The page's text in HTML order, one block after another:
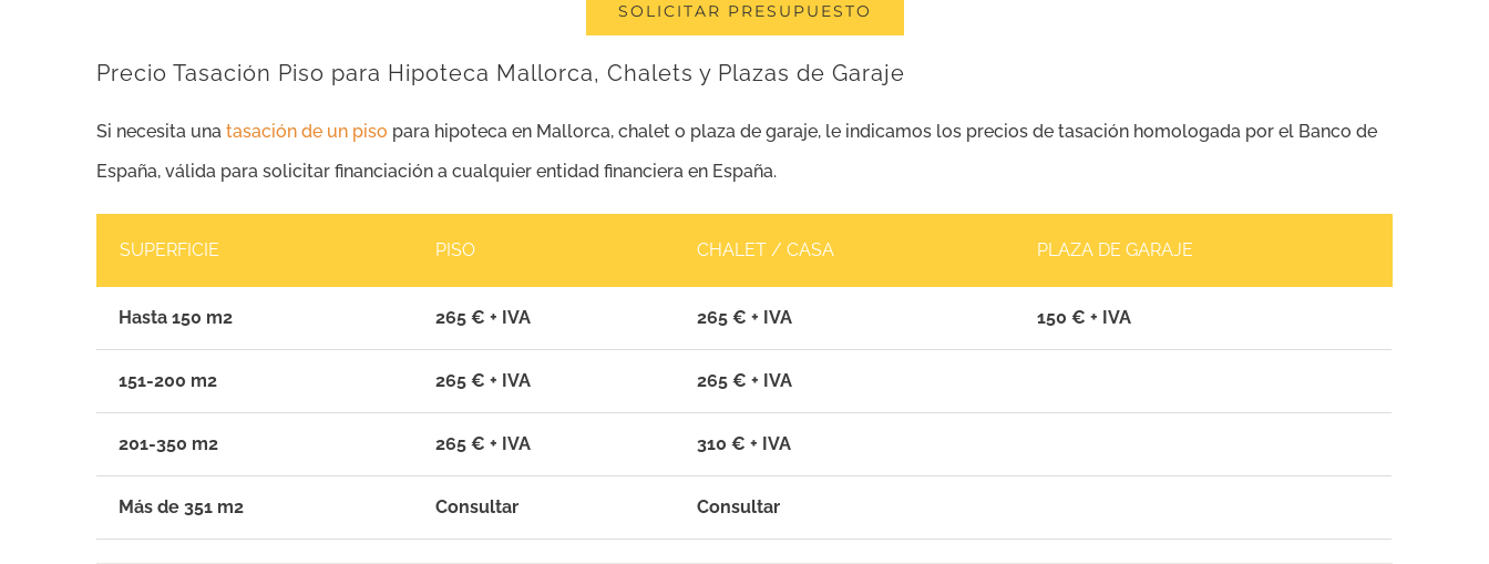
SOLICITAR PRESUPUESTO
Precio Tasación Piso para Hipoteca Mallorca, Chalets y Plazas de Garaje
Si necesita una tasación de un piso para hipoteca en Mallorca, chalet o plaza de garaje, le indicamos los precios de tasación homologada por el Banco de
España, válida para solicitar financiación a cualquier entidad financiera en España.
SUPERFICIE PISO CHALET / CASA PLAZA DE GARAJE
Hasta 150 m2 265 € + IVA 265 € + IVA 150 € + IVA
151-200 m2 265 € + IVA 265 € + IVA
201-350 m2 265 € + IVA 310 € + IVA
Más de 351 m2 Consultar Consultar